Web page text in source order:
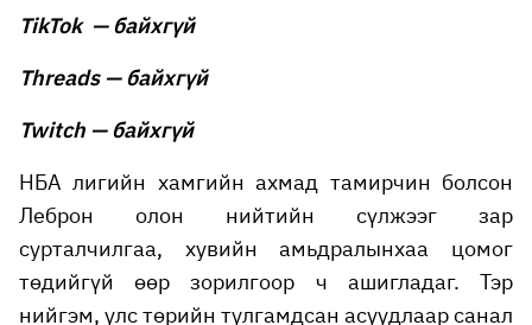
TikTok — байхгүй
Threads — байхгүй
Twitch — байхгүй
НБА лигийн хамгийн ахмад тамирчин болсон
Леброн олон нийтийн сүлжээг зар
сурталчилгаа, хувийн амьдралынхаа цомог
төдийгүй өөр зорилгоор ч ашигладаг. Тэр
нийгэм, улс төрийн тулгамдсан асуудлаар санал